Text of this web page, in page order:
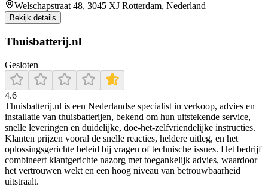
Welschapstraat 48, 3045 XJ Rotterdam, Nederland
Bekijk details
Thuisbatterij.nl
Gesloten
4.6
Thuisbatterij.nl is een Nederlandse specialist in verkoop, advies en
installatie van thuisbatterijen, bekend om hun uitstekende service,
snelle leveringen en duidelijke, doe‑het‑zelfvriendelijke instructies.
Klanten prijzen vooral de snelle reacties, heldere uitleg, en het
oplossingsgerichte beleid bij vragen of technische issues. Het bedrijf
combineert klantgerichte nazorg met toegankelijk advies, waardoor
het vertrouwen wekt en een hoog niveau van betrouwbaarheid
uitstraalt.